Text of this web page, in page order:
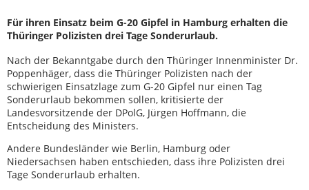
Für ihren Einsatz beim G-20 Gipfel in Hamburg erhalten die
Thüringer Polizisten drei Tage Sonderurlaub.
Nach der Bekanntgabe durch den Thüringer Innenminister Dr.
Poppenhäger, dass die Thüringer Polizisten nach der
schwierigen Einsatzlage zum G-20 Gipfel nur einen Tag
Sonderurlaub bekommen sollen, kritisierte der
Landesvorsitzende der DPolG, Jürgen Hoffmann, die
Entscheidung des Ministers.
Andere Bundesländer wie Berlin, Hamburg oder
Niedersachsen haben entschieden, dass ihre Polizisten drei
Tage Sonderurlaub erhalten.